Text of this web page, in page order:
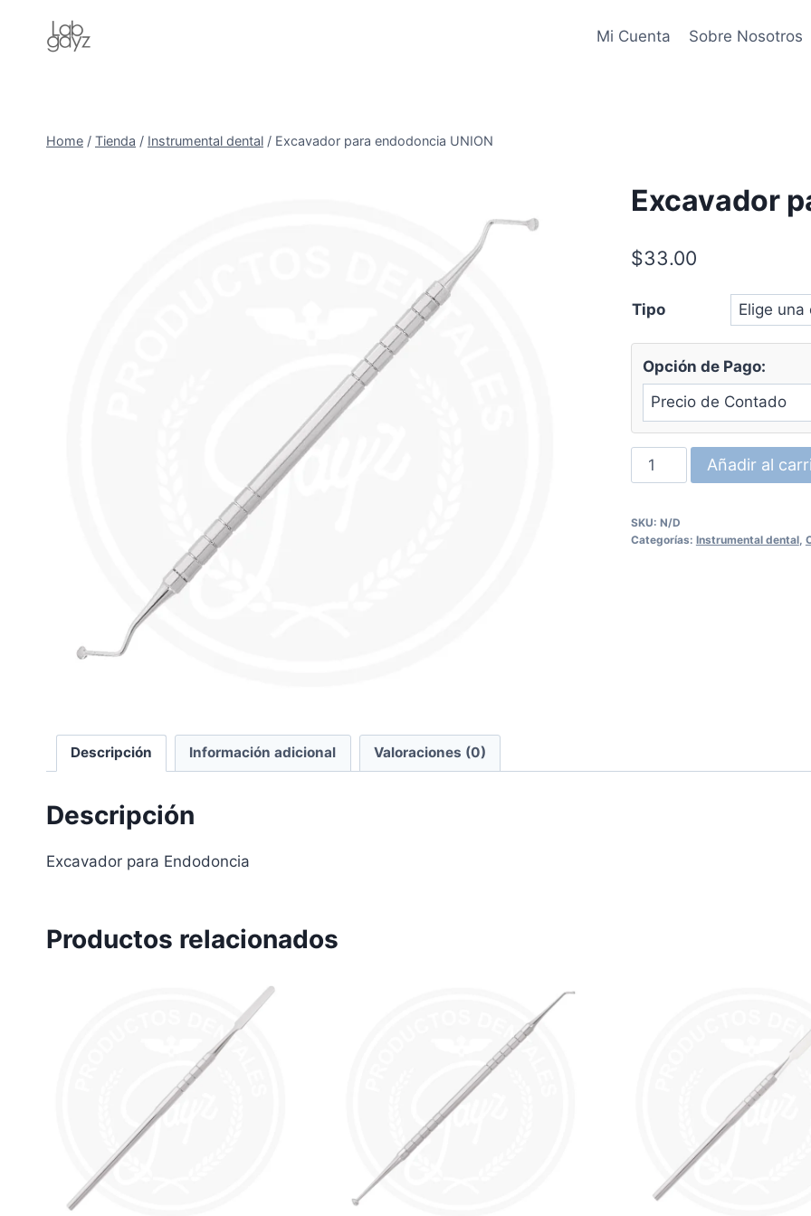
Mi Cuenta Sobre Nosotros
Home / Tienda / Instrumental dental / Excavador para endodoncia UNION
Excavador
$33.00
Tipo
Opción de Pago:
Excavador
para
UNION
Añadir al
SKU: N/D
Categorías: Instrumental dental,
Descripción Información adicional Valoraciones (0)
Descripción
Excavador para Endodoncia
Productos relacionados